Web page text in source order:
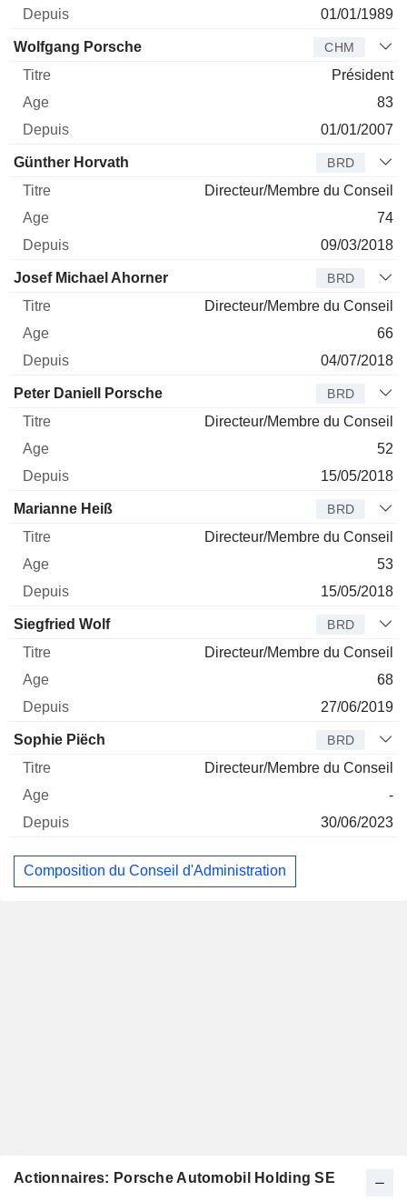
01/01/1989
Wolfgang Porsche CHM
Président
83
01/01/2007
Günther Horvath BRD
Directeur/Membre du Conseil
74
09/03/2018
Josef Michael Ahorner BRD
Directeur/Membre du Conseil
66
04/07/2018
Peter Daniell Porsche BRD
Directeur/Membre du Conseil
52
15/05/2018
Marianne Heiß BRD
Directeur/Membre du Conseil
53
15/05/2018
Siegfried Wolf BRD
Directeur/Membre du Conseil
68
27/06/2019
Sophie Piëch BRD
Directeur/Membre du Conseil
-
30/06/2023
Composition du Conseil d'Administration
Actionnaires: Porsche Automobil Holding SE